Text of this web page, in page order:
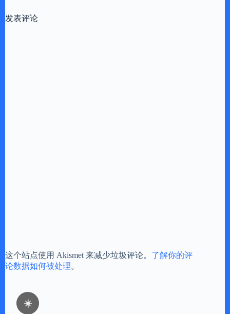
☀️
发表评论
这个站点使用 Akismet 来减少垃圾评论。 了解你的评
论数据如何被处理。